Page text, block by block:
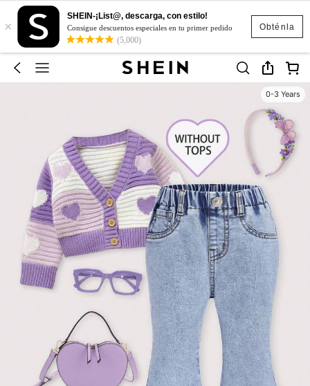
Obténla
×
SHEIN-¡List@, descarga, con estilo!
Consigue descuentos especiales en tu primer pedido
(5,000)
0-3 Years